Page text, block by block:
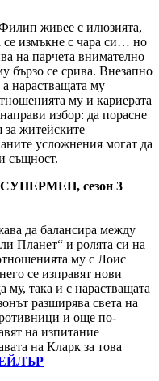
живее с илюзията,
се измъкне с чара си… но
на парчета внимателно
бързо се срива. Внезапно
а нарастващата му
му и кариерата
избор: да порасне
за житейските
усложнения могат да
същност.
сезон 3
да балансира между
Планет“ и ролята си на
му с Лоис
се изправят нови
му, така и с нарастващата
разширява света на
и още по-
на изпитание
на Кларк за това